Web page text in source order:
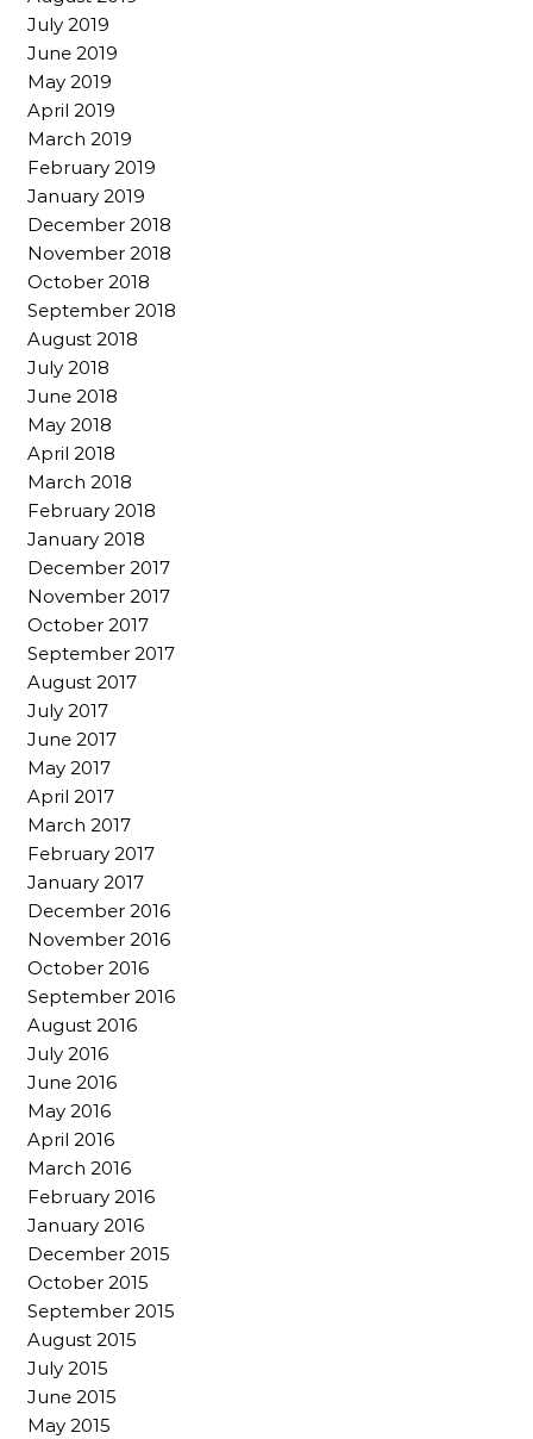
July 2019
June 2019
May 2019
April 2019
March 2019
February 2019
January 2019
December 2018
November 2018
October 2018
September 2018
August 2018
July 2018
June 2018
May 2018
April 2018
March 2018
February 2018
January 2018
December 2017
November 2017
October 2017
September 2017
August 2017
July 2017
June 2017
May 2017
April 2017
March 2017
February 2017
January 2017
December 2016
November 2016
October 2016
September 2016
August 2016
July 2016
June 2016
May 2016
April 2016
March 2016
February 2016
January 2016
December 2015
October 2015
September 2015
August 2015
July 2015
June 2015
May 2015